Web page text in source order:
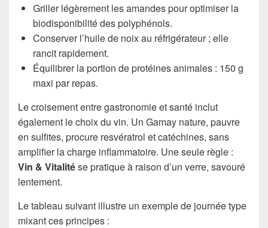
Griller légèrement les amandes pour optimiser la
biodisponibilité des polyphénols.
Conserver l’huile de noix au réfrigérateur ; elle
rancit rapidement.
Équilibrer la portion de protéines animales : 150 g
maxi par repas.
Le croisement entre gastronomie et santé inclut
également le choix du vin. Un Gamay nature, pauvre
en sulfites, procure resvératrol et catéchines, sans
amplifier la charge inflammatoire. Une seule règle :
Vin & Vitalitése pratique à raison d’un verre, savouré
lentement.
Le tableau suivant illustre un exemple de journée type
mixant ces principes :